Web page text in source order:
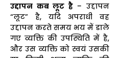
उद्दापन कब लूट है– उद्दापन
“लूट” है, यदि अपराधी वह
उद्दापन करते समय भय में डाले
गए व्यक्ति की उपस्थिति में है,
और उस व्यक्ति को स्वयं उसकी